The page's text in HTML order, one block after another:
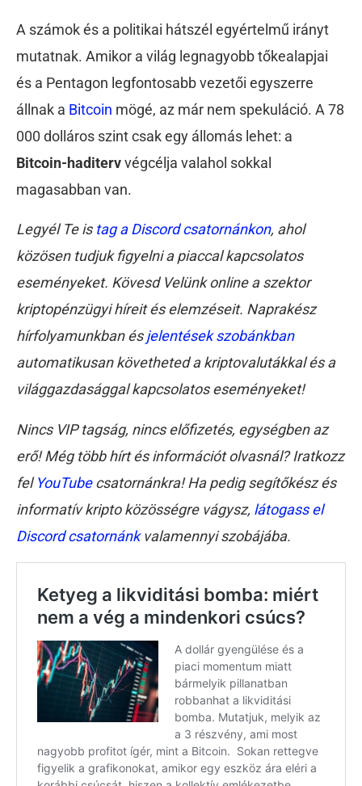
A számok és a politikai hátszél egyértelmű irányt
mutatnak. Amikor a világ legnagyobb tőkealapjai
és a Pentagon legfontosabb vezetői egyszerre
állnak a Bitcoin mögé, az már nem spekuláció. A 78
000 dolláros szint csak egy állomás lehet: a
Bitcoin-haditervvégcélja valahol sokkal
magasabban van.
Legyél Te istag a Discord csatornánkon, ahol
közösen tudjuk figyelni a piaccal kapcsolatos
eseményeket. Kövesd Velünk online a szektor
kriptopénzügyi híreit és elemzéseit. Naprakész
hírfolyamunkban ésjelentések szobánkban
automatikusan követheted a kriptovalutákkal és a
világgazdasággal kapcsolatos eseményeket!
Nincs VIP tagság, nincs előfizetés, egységben az
erő! Még több hírt és információt olvasnál? Iratkozz
felYouTubecsatornánkra! Ha pedig segítőkész és
informatív kripto közösségre vágysz, látogass el
Discord csatornánkvalamennyi szobájába.